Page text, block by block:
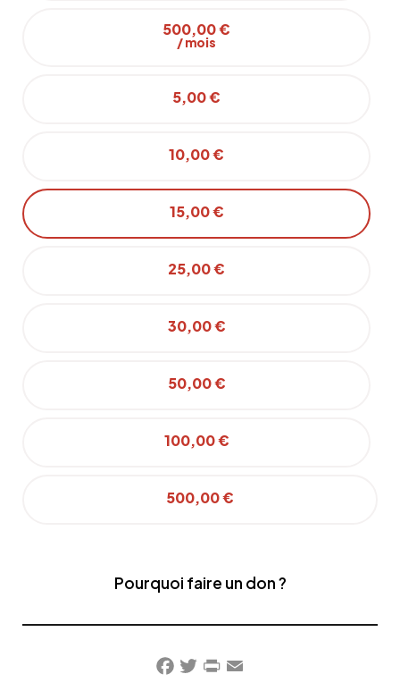
500,00 €
/ mois
5,00 €
10,00 €
15,00 €
25,00 €
30,00 €
50,00 €
100,00 €
500,00 €
Pourquoi faire un don ?
Facebook
TwitterPrintFriendly
Email